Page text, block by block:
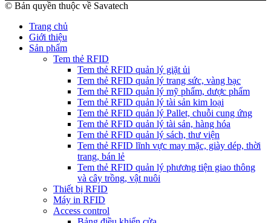
© Bản quyền thuộc về Savatech
Trang chủ
Giới thiệu
Sản phẩm
Tem thẻ RFID
Tem thẻ RFID quản lý giặt ủi
Tem thẻ RFID quản lý trang sức, vàng bạc
Tem thẻ RFID quản lý mỹ phẩm, dược phẩm
Tem thẻ RFID quản lý tài sản kim loại
Tem thẻ RFID quản lý Pallet, chuỗi cung ứng
Tem thẻ RFID quản lý tài sản, hàng hóa
Tem thẻ RFID quản lý sách, thư viện
Tem thẻ RFID lĩnh vực may mặc, giày dép, thời
trang, bán lẻ
Tem thẻ RFID quản lý phương tiện giao thông
và cây trồng, vật nuôi
Thiết bị RFID
Máy in RFID
Access control